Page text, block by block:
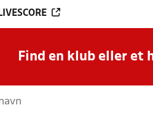
LIVESCORE
Find en klub eller et